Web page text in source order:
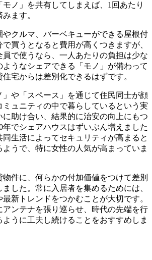
ノ」を共有してしまえば、1回あたり
ます。
やクルマ、バーベキューができる屋根付
買うとなると費用が高くつきますが、
で使うなら、一人あたりの負担は少な
ようなシェアできる「モノ」が備わって
宅からは差別化できるはずです。
」や「スペース」を通じて住民同士が顔
ミュニティの中で暮らしているという実
助け合い、結果的に治安の向上にもつ
年でシェアハウスはずいぶん増えました
生活によってセキュリティが高まると
うで、特に女性の人気が高まっていま
件に、何らかの付加価値をつけて差別
した。常に入居者を集めるためには、
新トレンドをつかむことが大切です。
アンテナを張り巡らせ、時代の先端を行
ように工夫し続けることをおすすめしま